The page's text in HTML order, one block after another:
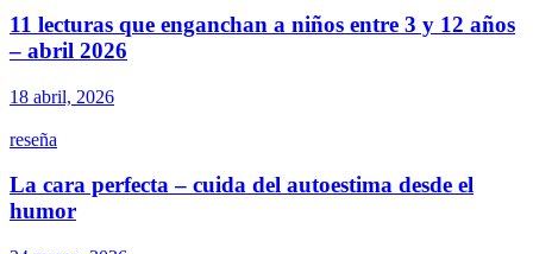
11 lecturas que enganchan a niños entre 3 y 12 años
– abril 2026
18 abril, 2026
reseña
La cara perfecta – cuida del autoestima desde el
humor